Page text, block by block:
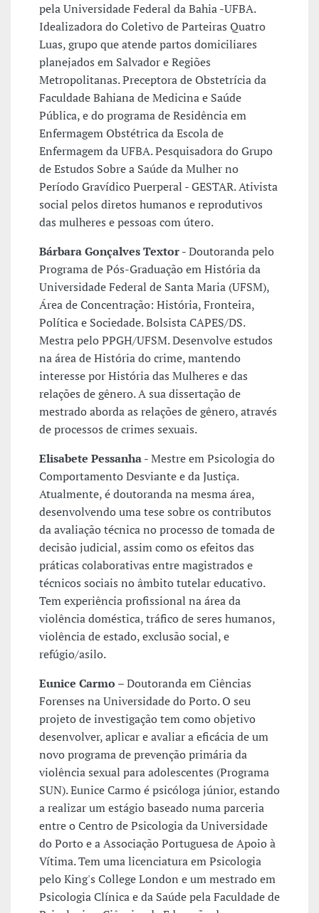
pela Universidade Federal da Bahia -UFBA.
Idealizadora do Coletivo de Parteiras Quatro
Luas, grupo que atende partos domiciliares
planejados em Salvador e Regiões
Metropolitanas. Preceptora de Obstetrícia da
Faculdade Bahiana de Medicina e Saúde
Pública, e do programa de Residência em
Enfermagem Obstétrica da Escola de
Enfermagem da UFBA. Pesquisadora do Grupo
de Estudos Sobre a Saúde da Mulher no
Período Gravídico Puerperal - GESTAR. Ativista
social pelos diretos humanos e reprodutivos
das mulheres e pessoas com útero.
Bárbara Gonçalves Textor- Doutoranda pelo
Programa de Pós-Graduação em História da
Universidade Federal de Santa Maria (UFSM),
Área de Concentração: História, Fronteira,
Política e Sociedade. Bolsista CAPES/DS.
Mestra pelo PPGH/UFSM. Desenvolve estudos
na área de História do crime, mantendo
interesse por História das Mulheres e das
relações de gênero. A sua dissertação de
mestrado aborda as relações de gênero, através
de processos de crimes sexuais.
Elisabete Pessanha- Mestre em Psicologia do
Comportamento Desviante e da Justiça.
Atualmente, é doutoranda na mesma área,
desenvolvendo uma tese sobre os contributos
da avaliação técnica no processo de tomada de
decisão judicial, assim como os efeitos das
práticas colaborativas entre magistrados e
técnicos sociais no âmbito tutelar educativo.
Tem experiência profissional na área da
violência doméstica, tráfico de seres humanos,
violência de estado, exclusão social, e
refúgio/asilo.
Eunice Carmo – Doutoranda em Ciências
Forenses na Universidade do Porto. O seu
projeto de investigação tem como objetivo
desenvolver, aplicar e avaliar a eficácia de um
novo programa de prevenção primária da
violência sexual para adolescentes (Programa
SUN). Eunice Carmo é psicóloga júnior, estando
a realizar um estágio baseado numa parceria
entre o Centro de Psicologia da Universidade
do Porto e a Associação Portuguesa de Apoio à
Vítima. Tem uma licenciatura em Psicologia
pelo King's College London e um mestrado em
Psicologia Clínica e da Saúde pela Faculdade de